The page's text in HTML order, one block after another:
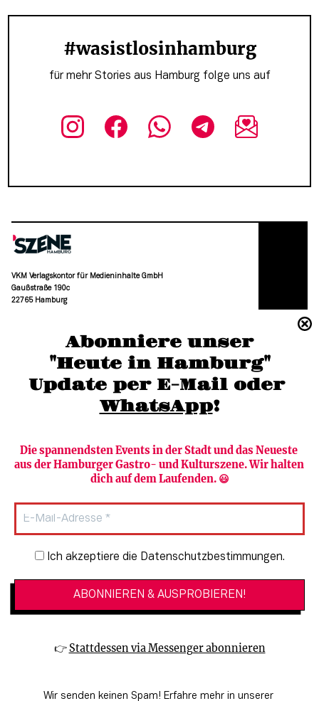
Abonniere unser
"Heute in Hamburg"
Update per E-Mail oder
WhatsApp!
Die spannendsten Events in der Stadt und das Neueste
aus der Hamburger Gastro- und Kulturszene. Wir halten
dich auf dem Laufenden. 😃
Newsletter-Anmeldung
Ich akzeptiere die Datenschutzbestimmungen.
👉 Stattdessen via Messenger abonnieren
Wir senden keinen Spam! Erfahre mehr in unserer
#wasistlosinhamburg
für mehr Stories aus Hamburg folge uns auf
VKM Verlagskontor für Medieninhalte GmbH
Gaußstraße 190c
22765 Hamburg
moc.grubmah-enezs@ofni
Newsletter abonnieren
HAMBURG PUR
🔗 Kinoprogramm
Verlag
Datenschutzbestimmungen